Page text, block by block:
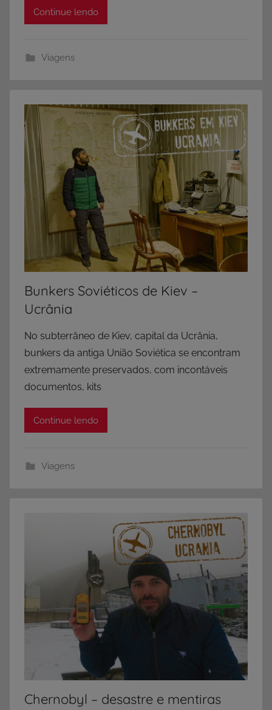
Continue lendo
Viagens
Bunkers Soviéticos de Kiev –
Ucrânia
No subterrâneo de Kiev, capital da Ucrânia,
bunkers da antiga União Soviética se encontram
extremamente preservados, com incontáveis
documentos, kits
Continue lendo
Viagens
Chernobyl – desastre e mentiras